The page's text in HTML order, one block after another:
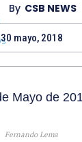
By CSB NEWS
30 mayo, 2018
Mayo de
Fernando Lema